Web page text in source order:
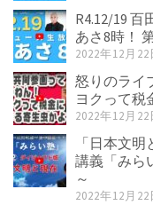
R4.12/19
あさ8時！
2022年12月22
怒りのライ
ヨクって税
2022年12月22
「日本文
講義「みら
～
2022年12月22